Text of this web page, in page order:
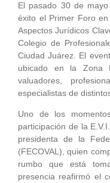
El pasado 30 de
éxito el Primer Foro en
Aspectos Jurídicos
Colegio de
Ciudad Juárez. El
ubicado en la Zona
valuadores,
especialistas de
Uno de los
participación de la
presidenta de la
(FECOVAL), quien
rumbo que está
presencia reafirmó el